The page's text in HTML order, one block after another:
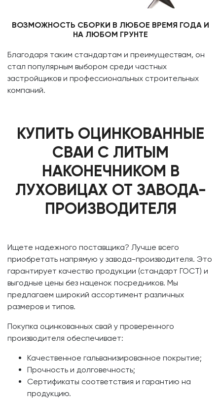
ВОЗМОЖНОСТЬ СБОРКИ В ЛЮБОЕ ВРЕМЯ ГОДА И
НА ЛЮБОМ ГРУНТЕ
Благодаря таким стандартам и преимуществам, он
стал популярным выбором среди частных
застройщиков и профессиональных строительных
компаний.
КУПИТЬ ОЦИНКОВАННЫЕ
СВАИ С ЛИТЫМ
НАКОНЕЧНИКОМ В
ЛУХОВИЦАХ ОТ ЗАВОДА-
ПРОИЗВОДИТЕЛЯ
Ищете надежного поставщика? Лучше всего
приобретать напрямую у завода-производителя. Это
гарантирует качество продукции (стандарт ГОСТ) и
выгодные цены без наценок посредников. Мы
предлагаем широкий ассортимент различных
размеров и типов.
Покупка оцинкованных свай у проверенного
производителя обеспечивает:
Качественное гальванизированное покрытие;
Прочность и долговечность;
Сертификаты соответствия и гарантию на
продукцию.